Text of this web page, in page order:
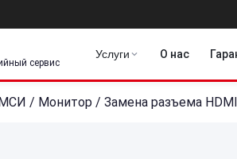
сервис
Услуги О нас
/ Монитор / Замена разъема